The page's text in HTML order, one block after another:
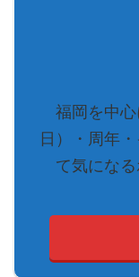
福岡を中
日）・周年
て気にな